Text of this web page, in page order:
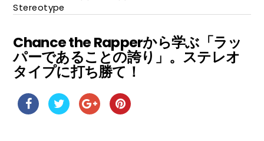
Stereotype
Chance the Rapperから学ぶ「ラッ
パーであることの誇り」。ステレオ
タイプに打ち勝て！